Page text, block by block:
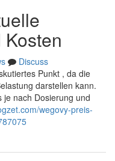
Discuss
Punkt , da die
darstellen kann.
je nach Dosierung und
wegovy-preis-